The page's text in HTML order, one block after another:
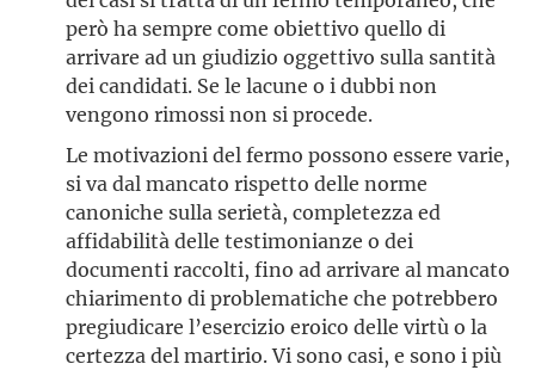
però ha sempre come obiettivo quello di
arrivare ad un giudizio oggettivo sulla santità
dei candidati. Se le lacune o i dubbi non
vengono rimossi non si procede.
Le motivazioni del fermo possono essere varie,
si va dal mancato rispetto delle norme
canoniche sulla serietà, completezza ed
affidabilità delle testimonianze o dei
documenti raccolti, fino ad arrivare al mancato
chiarimento di problematiche che potrebbero
pregiudicare l’esercizio eroico delle virtù o la
certezza del martirio. Vi sono casi, e sono i più